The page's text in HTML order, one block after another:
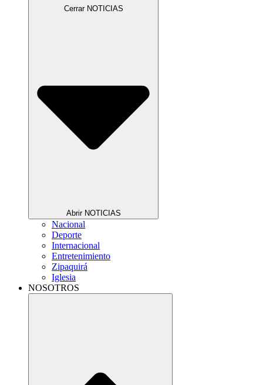
Cerrar NOTICIAS
Abrir NOTICIAS
Nacional
Deporte
Internacional
Entretenimiento
Zipaquirá
Iglesia
NOSOTROS